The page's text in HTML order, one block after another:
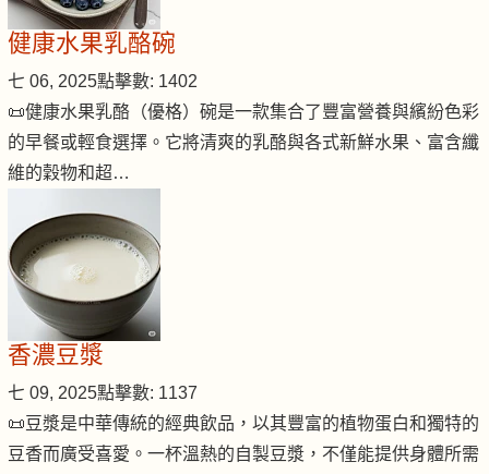
健康水果乳酪碗
七 06, 2025點擊數: 1402
📜健康水果乳酪（優格）碗是一款集合了豐富營養與繽紛色彩
的早餐或輕食選擇。它將清爽的乳酪與各式新鮮水果、富含纖
維的穀物和超…
香濃豆漿
七 09, 2025點擊數: 1137
📜豆漿是中華傳統的經典飲品，以其豐富的植物蛋白和獨特的
豆香而廣受喜愛。一杯溫熱的自製豆漿，不僅能提供身體所需